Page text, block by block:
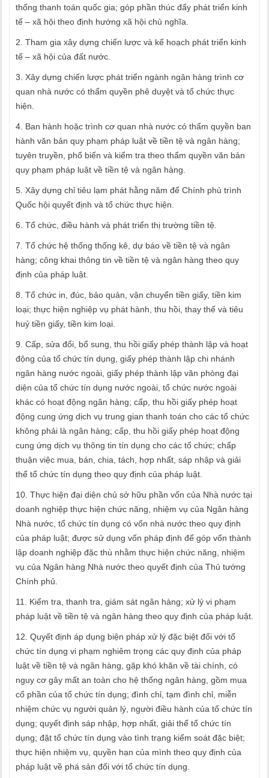
thống thanh toán quốc gia; góp phần thúc đẩy phát triển kinh
tế – xã hội theo định hướng xã hội chủ nghĩa.
2. Tham gia xây dựng chiến lược và kế hoạch phát triển kinh
tế – xã hội của đất nước.
3. Xây dựng chiến lược phát triển ngành ngân hàng trình cơ
quan nhà nước có thẩm quyền phê duyệt và tổ chức thực
hiện.
4. Ban hành hoặc trình cơ quan nhà nước có thẩm quyền ban
hành văn bản quy phạm pháp luật về tiền tệ và ngân hàng;
tuyên truyền, phổ biến và kiểm tra theo thẩm quyền văn bản
quy phạm pháp luật về tiền tệ và ngân hàng.
5. Xây dựng chỉ tiêu lạm phát hằng năm để Chính phủ trình
Quốc hội quyết định và tổ chức thực hiện.
6. Tổ chức, điều hành và phát triển thị trường tiền tệ.
7. Tổ chức hệ thống thống kê, dự báo về tiền tệ và ngân
hàng; công khai thông tin về tiền tệ và ngân hàng theo quy
định của pháp luật.
8. Tổ chức in, đúc, bảo quản, vận chuyển tiền giấy, tiền kim
loại; thực hiện nghiệp vụ phát hành, thu hồi, thay thế và tiêu
huỷ tiền giấy, tiền kim loại.
9. Cấp, sửa đổi, bổ sung, thu hồi giấy phép thành lập và hoạt
động của tổ chức tín dụng, giấy phép thành lập chi nhánh
ngân hàng nước ngoài, giấy phép thành lập văn phòng đại
diện của tổ chức tín dụng nước ngoài, tổ chức nước ngoài
khác có hoạt động ngân hàng; cấp, thu hồi giấy phép hoạt
động cung ứng dịch vụ trung gian thanh toán cho các tổ chức
không phải là ngân hàng; cấp, thu hồi giấy phép hoạt động
cung ứng dịch vụ thông tin tín dụng cho các tổ chức; chấp
thuận việc mua, bán, chia, tách, hợp nhất, sáp nhập và giải
thể tổ chức tín dụng theo quy định của pháp luật.
10. Thực hiện đại diện chủ sở hữu phần vốn của Nhà nước tại
doanh nghiệp thực hiện chức năng, nhiệm vụ của Ngân hàng
Nhà nước, tổ chức tín dụng có vốn nhà nước theo quy định
của pháp luật; được sử dụng vốn pháp định để góp vốn thành
lập doanh nghiệp đặc thù nhằm thực hiện chức năng, nhiệm
vụ của Ngân hàng Nhà nước theo quyết định của Thủ tướng
Chính phủ.
11. Kiểm tra, thanh tra, giám sát ngân hàng; xử lý vi phạm
pháp luật về tiền tệ và ngân hàng theo quy định của pháp luật.
12. Quyết định áp dụng biện pháp xử lý đặc biệt đối với tổ
chức tín dụng vi phạm nghiêm trọng các quy định của pháp
luật về tiền tệ và ngân hàng, gặp khó khăn về tài chính, có
nguy cơ gây mất an toàn cho hệ thống ngân hàng, gồm mua
cổ phần của tổ chức tín dụng; đình chỉ, tạm đình chỉ, miễn
nhiệm chức vụ người quản lý, người điều hành của tổ chức tín
dụng; quyết định sáp nhập, hợp nhất, giải thể tổ chức tín
dụng; đặt tổ chức tín dụng vào tình trạng kiểm soát đặc biệt;
thực hiện nhiệm vụ, quyền hạn của mình theo quy định của
pháp luật về phá sản đối với tổ chức tín dụng.